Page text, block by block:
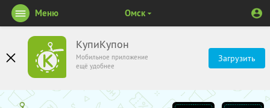
КупиКупон
Мобильное приложение
ещё удобнее
Загрузить
Меню Омск